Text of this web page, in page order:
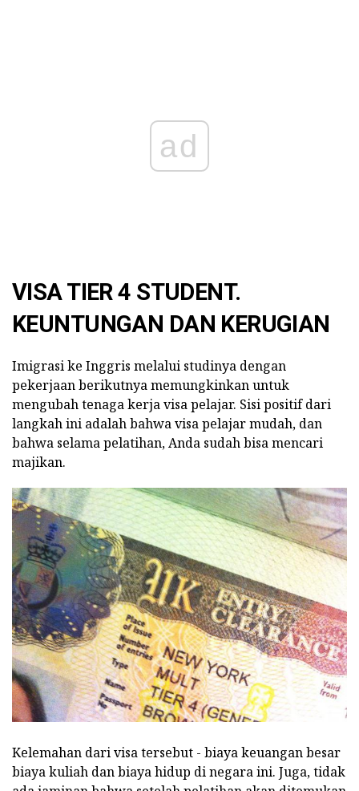
ad
VISA TIER 4 STUDENT.
KEUNTUNGAN DAN KERUGIAN
Imigrasi ke Inggris melalui studinya dengan
pekerjaan berikutnya memungkinkan untuk
mengubah tenaga kerja visa pelajar. Sisi positif dari
langkah ini adalah bahwa visa pelajar mudah, dan
bahwa selama pelatihan, Anda sudah bisa mencari
majikan.
Kelemahan dari visa tersebut - biaya keuangan besar
biaya kuliah dan biaya hidup di negara ini. Juga, tidak